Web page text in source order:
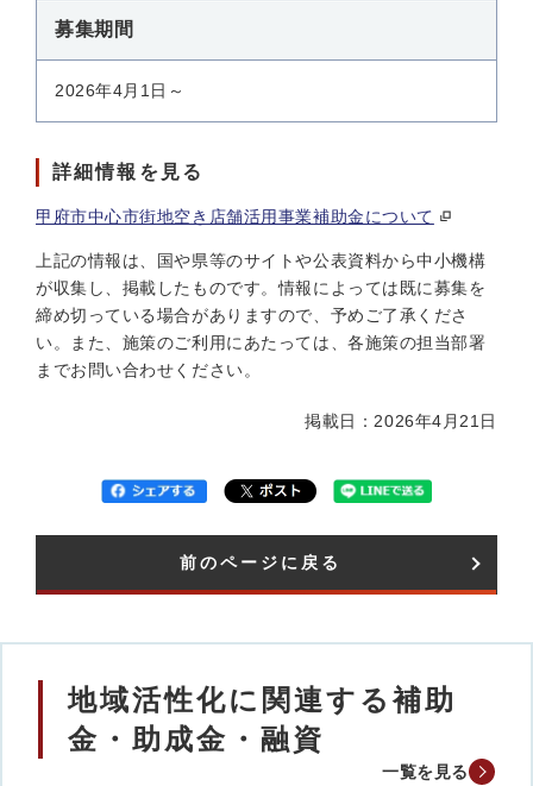
募集期間
2026年4月1日～
詳細情報を見る
甲府市中心市街地空き店舗活用事業補助金について
上記の情報は、国や県等のサイトや公表資料から中小機構
が収集し、掲載したものです。情報によっては既に募集を
締め切っている場合がありますので、予めご了承くださ
い。また、施策のご利用にあたっては、各施策の担当部署
までお問い合わせください。
掲載日：2026年4月21日
前のページに戻る
地域活性化に関連する補助
金・助成金・融資
一覧を見る